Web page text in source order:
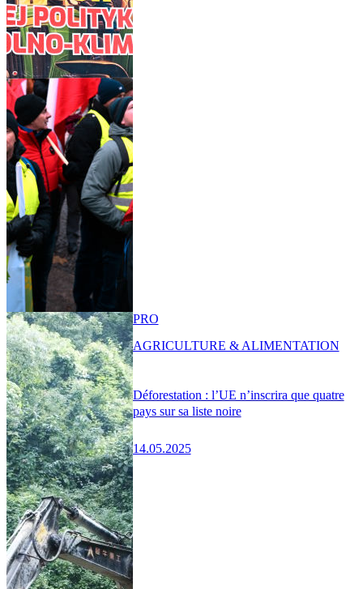
Déforestation : l’UE n’inscrira que quatre
pays sur sa liste noire
14.05.2025
PRO
AGRICULTURE & ALIMENTATION